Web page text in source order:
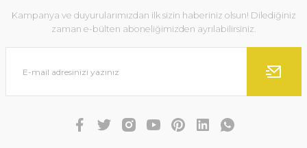
Kampanya ve duyurularımızdan ilk sizin haberiniz olsun! Dilediğiniz
zaman e-bülten aboneliğimizden ayrılabilirsiniz.